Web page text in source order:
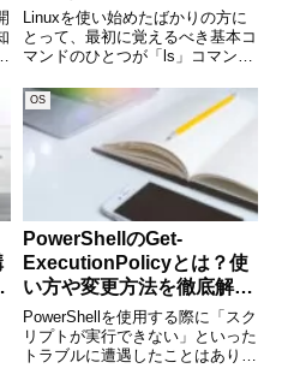
トリの中身を簡単に確認し
よう
Linuxを使い始めたばかりの方に
とって、最初に覚えるべき基本コ
マンドのひとつが「ls」コマンド
レクトリの内容を一覧表示するシ
ンプルながらも非常に強力なコマ
ンドです。この記事では、「ls」
コマンドの基本的な使
OS
PowerShellのGet-
ExecutionPolicyとは？使
い方や変更方法を徹底解
説！
PowerShellを使用する際に「スク
リプトが実行できない」といった
トラブルに遭遇したことはありま